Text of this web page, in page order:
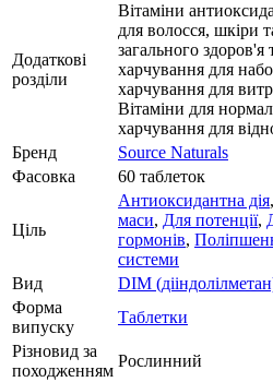
Додаткові
розділи
Вітаміни
для волосся, шкіри
загального здоров'я
харчування для
харчування для
Вітаміни для
харчування для
Бренд
Source Naturals
Фасовка
60 таблеток
Ціль
Антиоксидантна дія,
маси, Для потенції,
гормонів,
системи
Вид
DIM
Форма
випуску
Таблетки
Різновид за
походженням
Рослинний